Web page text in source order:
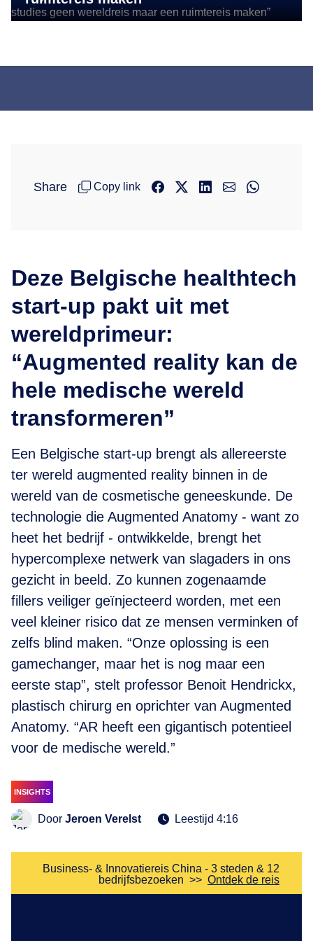
Share Copy link
Deze Belgische healthtech
start-up pakt uit met
wereldprimeur:
“Augmented reality kan de
hele medische wereld
transformeren”
Een Belgische start-up brengt als allereerste
ter wereld augmented reality binnen in de
wereld van de cosmetische geneeskunde. De
technologie die Augmented Anatomy - want zo
heet het bedrijf - ontwikkelde, brengt het
hypercomplexe netwerk van slagaders in ons
gezicht in beeld. Zo kunnen zogenaamde
fillers veiliger geïnjecteerd worden, met een
veel kleiner risico dat ze mensen verminken of
zelfs blind maken. “Onze oplossing is een
gamechanger, maar het is nog maar een
eerste stap”, stelt professor Benoit Hendrickx,
plastisch chirurg en oprichter van Augmented
Anatomy. “AR heeft een gigantisch potentieel
voor de medische wereld.”
INSIGHTS
Door Jeroen Verelst Leestijd 4:16
Business- & Innovatiereis China - 3 steden & 12
bedrijfsbezoeken >> Ontdek de reis